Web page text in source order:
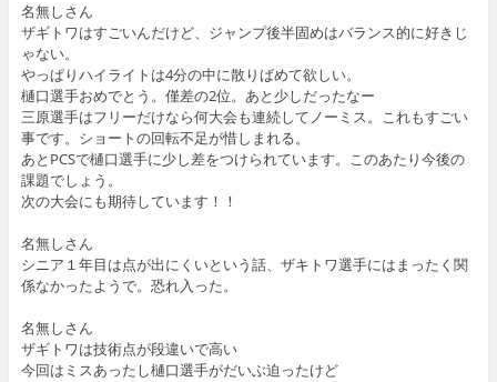
名無しさん
ザギトワはすごいんだけど、ジャンプ後半固めはバランス的に好きじ
ゃない。
やっぱりハイライトは4分の中に散りばめて欲しい。
樋口選手おめでとう。僅差の2位。あと少しだったなー
三原選手はフリーだけなら何大会も連続してノーミス。これもすごい
事です。ショートの回転不足が惜しまれる。
あとPCSで樋口選手に少し差をつけられています。このあたり今後の
課題でしょう。
次の大会にも期待しています！！
名無しさん
シニア１年目は点が出にくいという話、ザキトワ選手にはまったく関
係なかったようで。恐れ入った。
名無しさん
ザギトワは技術点が段違いで高い
今回はミスあったし樋口選手がだいぶ迫ったけど